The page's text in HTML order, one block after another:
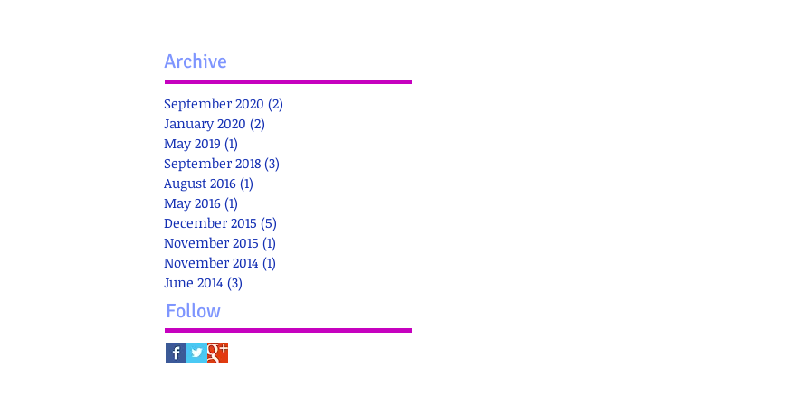
Archive
September 2020 (2)
January 2020 (2)
May 2019 (1)
September 2018 (3)
August 2016 (1)
May 2016 (1)
December 2015 (5)
November 2015 (1)
November 2014 (1)
June 2014 (3)
Follow